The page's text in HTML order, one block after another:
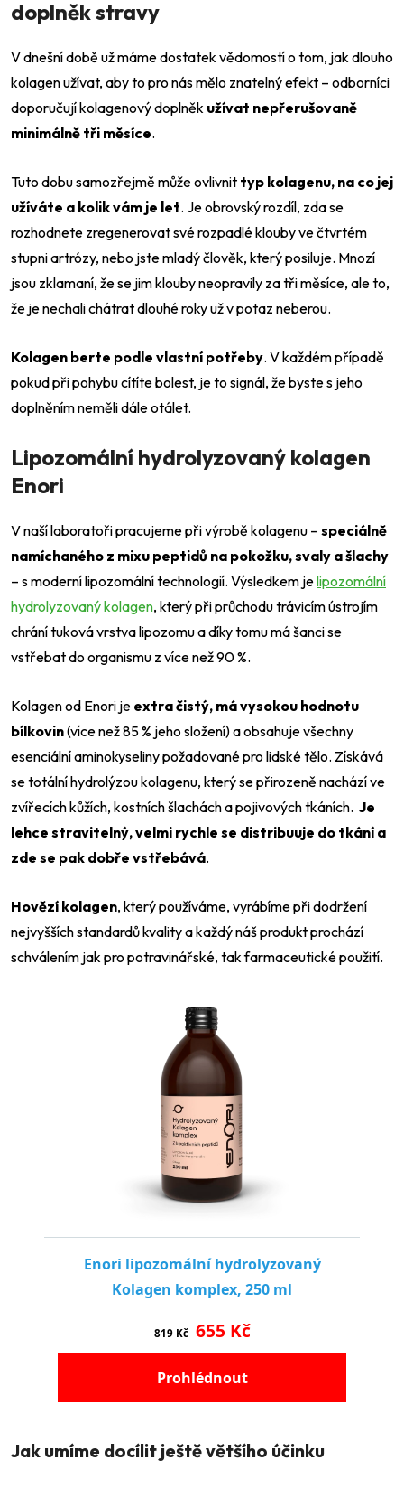
doplněk stravy
V dnešní době už máme dostatek vědomostí o tom, jak dlouho
kolagen užívat, aby to pro nás mělo znatelný efekt – odborníci
doporučují kolagenový doplněk užívat nepřerušovaně
minimálně tři měsíce.
Tuto dobu samozřejmě může ovlivnit typ kolagenu, na co jej
užíváte a kolik vám je let. Je obrovský rozdíl, zda se
rozhodnete zregenerovat své rozpadlé klouby ve čtvrtém
stupni artrózy, nebo jste mladý člověk, který posiluje. Mnozí
jsou zklamaní, že se jim klouby neopravily za tři měsíce, ale to,
že je nechali chátrat dlouhé roky už v potaz neberou.
Kolagen berte podle vlastní potřeby. V každém případě
pokud při pohybu cítíte bolest, je to signál, že byste s jeho
doplněním neměli dále otálet.
Lipozomální hydrolyzovaný kolagen
Enori
V naší laboratoři pracujeme při výrobě kolagenu – speciálně
namíchaného z mixu peptidů na pokožku, svaly a šlachy
– s moderní lipozomální technologií. Výsledkem jelipozomální
hydrolyzovaný kolagen, který při průchodu trávicím ústrojím
chrání tuková vrstva lipozomu a díky tomu má šanci se
vstřebat do organismu z více než 90 %.
Kolagen od Enori je extra čistý, mávysokou hodnotu
bílkovin(více než 85 % jeho složení) a obsahuje všechny
esenciální aminokyseliny požadované pro lidské tělo. Získává
se totální hydrolýzou kolagenu, který se přirozeně nachází ve
zvířecích kůžích, kostních šlachách a pojivových tkáních. Je
lehce stravitelný, velmi rychle se distribuuje do tkání a
zde se pak dobře vstřebává.
Hovězí kolagen, který používáme, vyrábíme při dodržení
nejvyšších standardů kvality a každý náš produkt prochází
schválením jak pro potravinářské, tak farmaceutické použití.
Jak umíme docílit ještě většího účinku